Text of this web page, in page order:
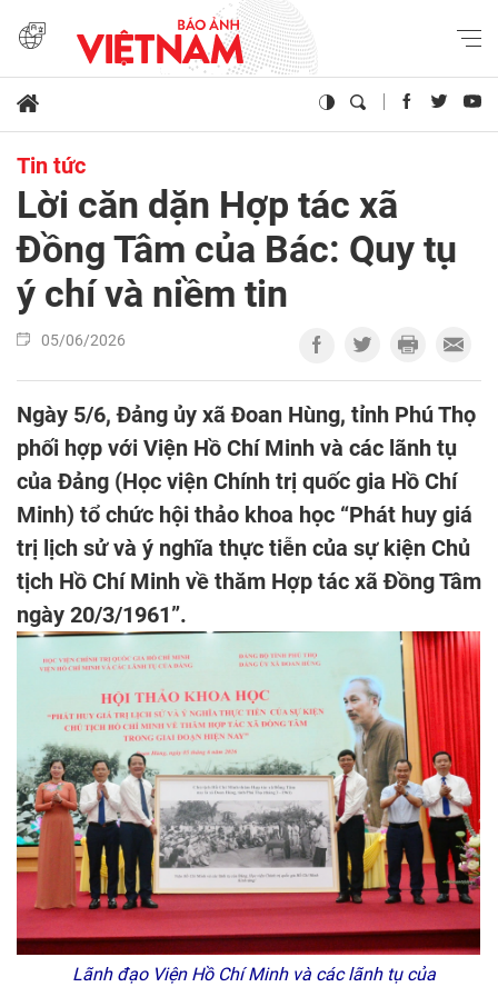
Tin tức
Lời căn dặn Hợp tác xã
Đồng Tâm của Bác: Quy tụ
ý chí và niềm tin
05/06/2026
Ngày 5/6, Đảng ủy xã Đoan Hùng, tỉnh Phú Thọ
phối hợp với Viện Hồ Chí Minh và các lãnh tụ
của Đảng (Học viện Chính trị quốc gia Hồ Chí
Minh) tổ chức hội thảo khoa học “Phát huy giá
trị lịch sử và ý nghĩa thực tiễn của sự kiện Chủ
tịch Hồ Chí Minh về thăm Hợp tác xã Đồng Tâm
ngày 20/3/1961”.
Lãnh đạo Viện Hồ Chí Minh và các lãnh tụ của